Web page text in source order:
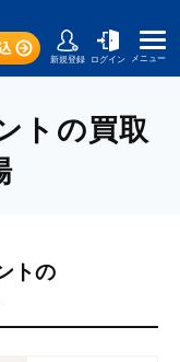
新規登録 ログイン メニュー
トの買取
トの